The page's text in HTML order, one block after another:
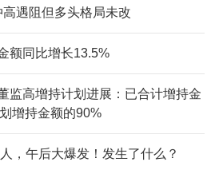
遇阻但多头格局未改
额同比增长13.5%
监高增持计划进展：已合计增持金
增持金额的90%
，午后大爆发！发生了什么？